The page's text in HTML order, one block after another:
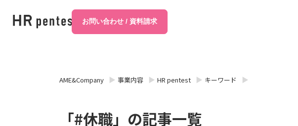
お問い合わせ / 資料請求
AME&Company 事業内容 HR pentest キーワード
「#休職」の記事一覧